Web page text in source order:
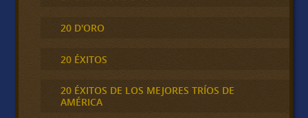
20 D'ORO
20 ÉXITOS
20 ÉXITOS DE LOS MEJORES TRÍOS DE
AMÉRICA